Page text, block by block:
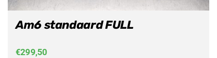
Am6 standaard FULL
€299,50